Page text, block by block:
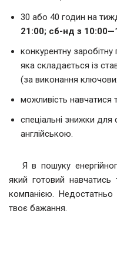
30 або 40 годин на
21:00; сб-нд з
конкурентну
яка складається із
(за виконання
можливість навчатися
спеціальні знижки для
англійською.
Я в пошуку
який готовий
компанією.
твоє бажання.